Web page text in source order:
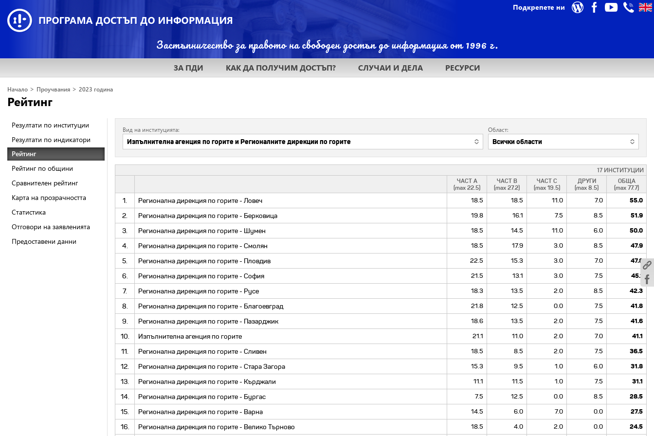
Подкрепете ни
ЗА ПДИ КАК ДА ПОЛУЧИМ ДОСТЪП? СЛУЧАИ И ДЕЛА РЕСУРСИ
Начало > Проучвания > 2023 година
Рейтинг
Резултати по институции
Резултати по индикатори
Рейтинг
Рейтинг по общини
Сравнителен рейтинг
Карта на прозрачността
Статистика
Отговори на заявленията
Предоставени данни
Вид на институцията: Област:
17 ИНСТИТУЦИИ
ЧАСТ A
(max 22.5)
ЧАСТ B
(max 27.2)
ЧАСТ C
(max 19.5)
ДРУГИ
(max 8.5)
ОБЩА
(max 77.7)
1. Регионална дирекция по горите - Ловеч 18.5 18.5 11.0 7.0 55.0
2. Регионална дирекция по горите - Берковица 19.8 16.1 7.5 8.5 51.9
3. Регионална дирекция по горите - Шумен 18.5 14.5 11.0 6.0 50.0
4. Регионална дирекция по горите - Смолян 18.5 17.9 3.0 8.5 47.9
5. Регионална дирекция по горите - Пловдив 22.5 15.3 3.0 7.0 47.8
6. Регионална дирекция по горите - София 21.5 13.1 3.0 7.5 45.1
7. Регионална дирекция по горите - Русе 18.3 13.5 2.0 8.5 42.3
8. Регионална дирекция по горите - Благоевград 21.8 12.5 0.0 7.5 41.8
9. Регионална дирекция по горите - Пазарджик 18.6 13.5 2.0 7.5 41.6
10. Изпълнителна агенция по горите 21.1 11.0 2.0 7.0 41.1
11. Регионална дирекция по горите - Сливен 18.5 8.5 2.0 7.5 36.5
12. Регионална дирекция по горите - Стара Загора 15.3 9.5 1.0 6.0 31.8
13. Регионална дирекция по горите - Кърджали 11.1 11.5 1.0 7.5 31.1
14. Регионална дирекция по горите - Бургас 7.5 12.5 0.0 8.5 28.5
15. Регионална дирекция по горите - Варна 14.5 6.0 7.0 0.0 27.5
16. Регионална дирекция по горите - Велико Търново 18.5 4.0 2.0 0.0 24.5